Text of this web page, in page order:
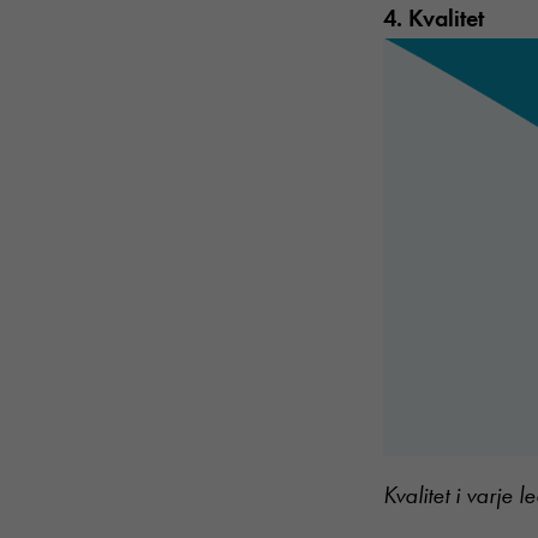
4. Kvalitet
Kvalitet i varje